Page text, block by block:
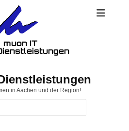
in Aachen und der Region!